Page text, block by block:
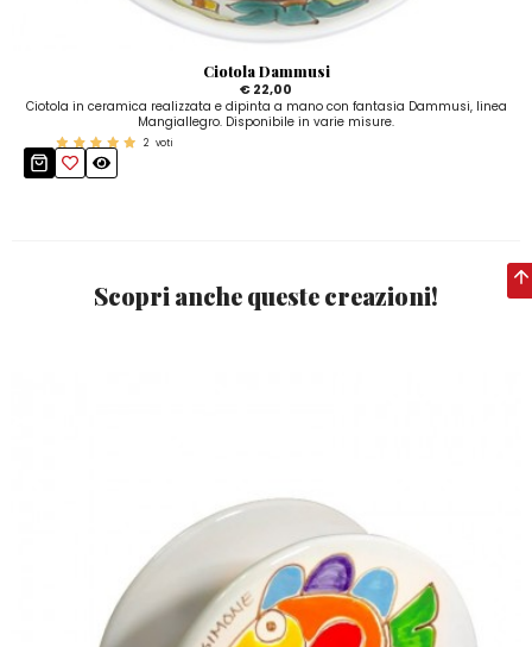
Ciotola Dammusi
€ 22,00
Ciotola in ceramica realizzata e dipinta a mano con fantasia Dammusi, linea
Mangiallegro. Disponibile in varie misure.
2 voti
Scopri anche queste creazioni!